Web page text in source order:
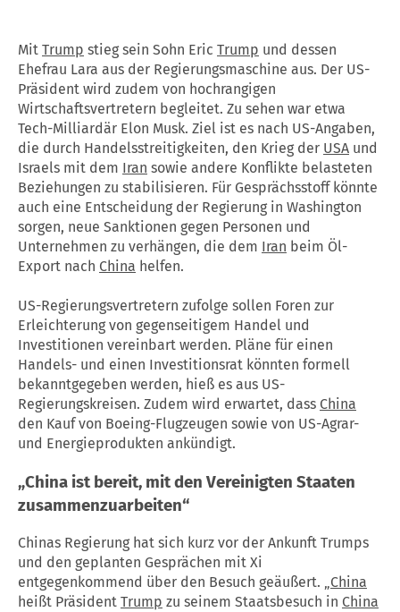
Mit Trump stieg sein Sohn Eric Trump und dessen
Ehefrau Lara aus der Regierungsmaschine aus. Der US-
Präsident wird zudem von hochrangigen
Wirtschaftsvertretern begleitet. Zu sehen war etwa
Tech-Milliardär Elon Musk. Ziel ist es nach US-Angaben,
die durch Handelsstreitigkeiten, den Krieg der USA und
Israels mit dem Iran sowie andere Konflikte belasteten
Beziehungen zu stabilisieren. Für Gesprächsstoff könnte
auch eine Entscheidung der Regierung in Washington
sorgen, neue Sanktionen gegen Personen und
Unternehmen zu verhängen, die dem Iran beim Öl-
Export nach China helfen.
US-Regierungsvertretern zufolge sollen Foren zur
Erleichterung von gegenseitigem Handel und
Investitionen vereinbart werden. Pläne für einen
Handels- und einen Investitionsrat könnten formell
bekanntgegeben werden, hieß es aus US-
Regierungskreisen. Zudem wird erwartet, dass China
den Kauf von Boeing-Flugzeugen sowie von US-Agrar-
und Energieprodukten ankündigt.
„China ist bereit, mit den Vereinigten Staaten
zusammenzuarbeiten“
Chinas Regierung hat sich kurz vor der Ankunft Trumps
und den geplanten Gesprächen mit Xi
entgegenkommend über den Besuch geäußert. „China
heißt Präsident Trump zu seinem Staatsbesuch in China